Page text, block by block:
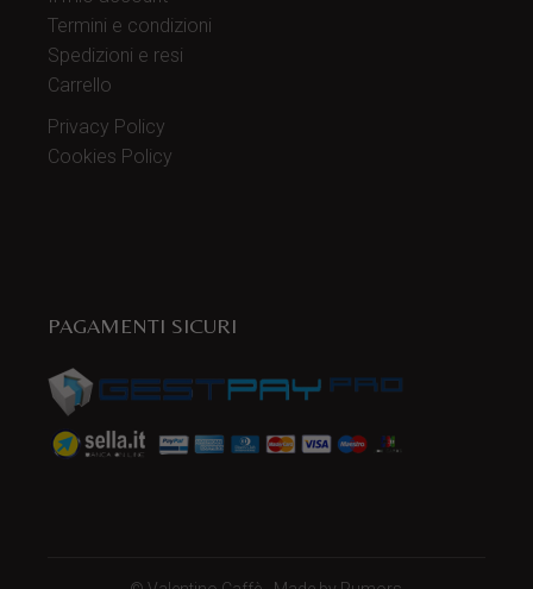
Termini e condizioni
Spedizioni e resi
Carrello
Privacy Policy
Cookies Policy
PAGAMENTI SICURI